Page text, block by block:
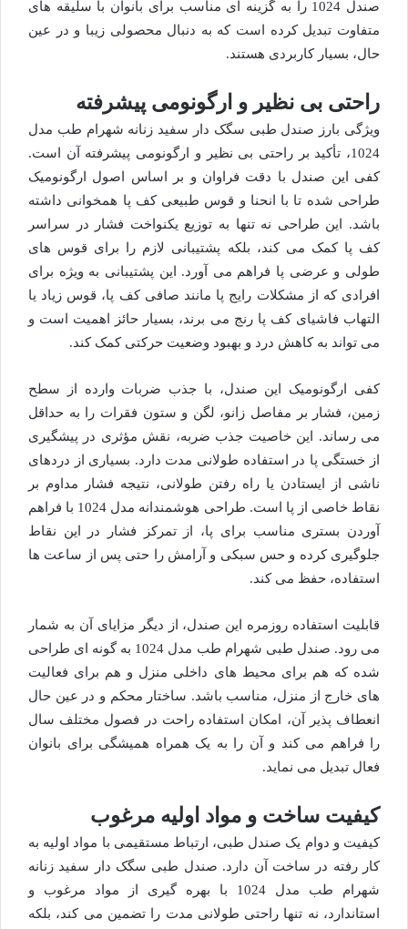
صندل 1024 را به گزینه ای مناسب برای بانوان با سلیقه های
متفاوت تبدیل کرده است که به دنبال محصولی زیبا و در عین
حال، بسیار کاربردی هستند.
راحتی بی نظیر و ارگونومی پیشرفته
ویژگی بارز صندل طبی سگک دار سفید زنانه شهرام طب مدل
1024، تأکید بر راحتی بی نظیر و ارگونومی پیشرفته آن است.
کفی این صندل با دقت فراوان و بر اساس اصول ارگونومیک
طراحی شده تا با انحنا و قوس طبیعی کف پا همخوانی داشته
باشد. این طراحی نه تنها به توزیع یکنواخت فشار در سراسر
کف پا کمک می کند، بلکه پشتیبانی لازم را برای قوس های
طولی و عرضی پا فراهم می آورد. این پشتیبانی به ویژه برای
افرادی که از مشکلات رایج پا مانند صافی کف پا، قوس زیاد یا
التهاب فاشیای کف پا رنج می برند، بسیار حائز اهمیت است و
می تواند به کاهش درد و بهبود وضعیت حرکتی کمک کند.
کفی ارگونومیک این صندل، با جذب ضربات وارده از سطح
زمین، فشار بر مفاصل زانو، لگن و ستون فقرات را به حداقل
می رساند. این خاصیت جذب ضربه، نقش مؤثری در پیشگیری
از خستگی پا در استفاده طولانی مدت دارد. بسیاری از دردهای
ناشی از ایستادن یا راه رفتن طولانی، نتیجه فشار مداوم بر
نقاط خاصی از پا است. طراحی هوشمندانه مدل 1024 با فراهم
آوردن بستری مناسب برای پا، از تمرکز فشار در این نقاط
جلوگیری کرده و حس سبکی و آرامش را حتی پس از ساعت ها
استفاده، حفظ می کند.
قابلیت استفاده روزمره این صندل، از دیگر مزایای آن به شمار
می رود. صندل طبی شهرام طب مدل 1024 به گونه ای طراحی
شده که هم برای محیط های داخلی منزل و هم برای فعالیت
های خارج از منزل، مناسب باشد. ساختار محکم و در عین حال
انعطاف پذیر آن، امکان استفاده راحت در فصول مختلف سال
را فراهم می کند و آن را به یک همراه همیشگی برای بانوان
فعال تبدیل می نماید.
کیفیت ساخت و مواد اولیه مرغوب
کیفیت و دوام یک صندل طبی، ارتباط مستقیمی با مواد اولیه به
کار رفته در ساخت آن دارد. صندل طبی سگک دار سفید زنانه
شهرام طب مدل 1024 با بهره گیری از مواد مرغوب و
استاندارد، نه تنها راحتی طولانی مدت را تضمین می کند، بلکه